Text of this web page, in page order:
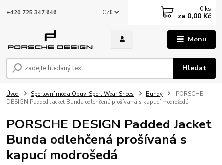
Menu
CZK
Hledat
+420 725 347 646 0 ks
za 0,00 Kč
Úvod Sportovní móda Obuv-Sport Wear Shoes Bundy
PORSCHE
DESIGN Padded Jacket Bunda odlehčená prošívaná s kapucí modrošedá
PORSCHE DESIGN Padded Jacket
Bunda odlehčená prošívaná s
kapucí modrošedá